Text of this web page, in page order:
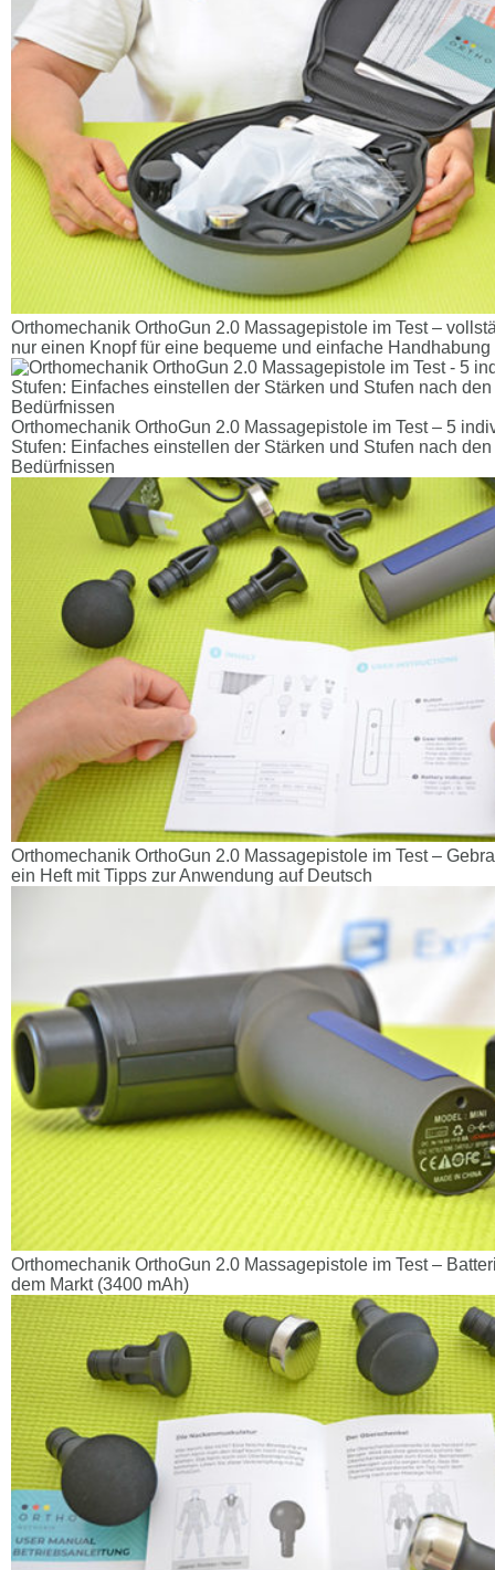
Orthomechanik OrthoGun 2.0 Massagepistole im Test –
nur einen Knopf für eine bequeme und einfache Handhabung
Orthomechanik OrthoGun 2.0 Massagepistole im Test – 5
Stufen: Einfaches einstellen der Stärken und Stufen nach
Bedürfnissen
Orthomechanik OrthoGun 2.0 Massagepistole im Test –
ein Heft mit Tipps zur Anwendung auf Deutsch
Orthomechanik OrthoGun 2.0 Massagepistole im Test –
dem Markt (3400 mAh)